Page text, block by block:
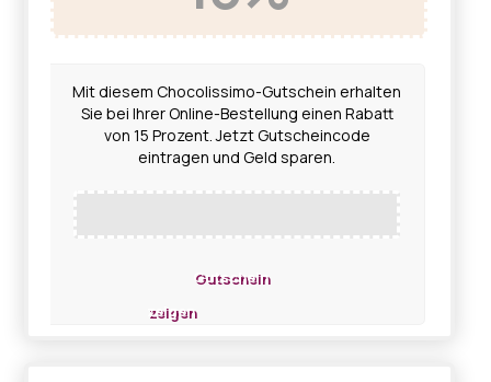
Mit diesem Chocolissimo-Gutschein erhalten
Sie bei Ihrer Online-Bestellung einen Rabatt
von 15 Prozent. Jetzt Gutscheincode
eintragen und Geld sparen.
Gutschein
zeigen